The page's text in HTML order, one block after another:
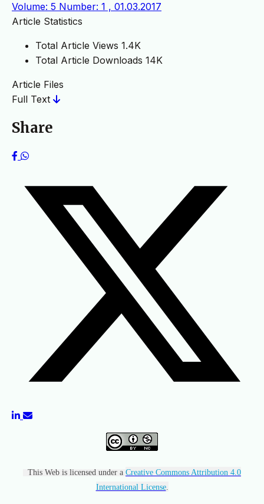
Volume: 5 Number: 1 , 01.03.2017
Article Statistics
Total Article Views 1.4K
Total Article Downloads 14K
Article Files
Full Text
Share
This Web is licensed under a Creative Commons Attribution 4.0
International License.